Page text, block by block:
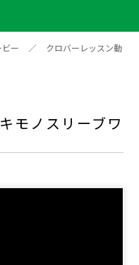
ビー ／
クロバーレッスン動